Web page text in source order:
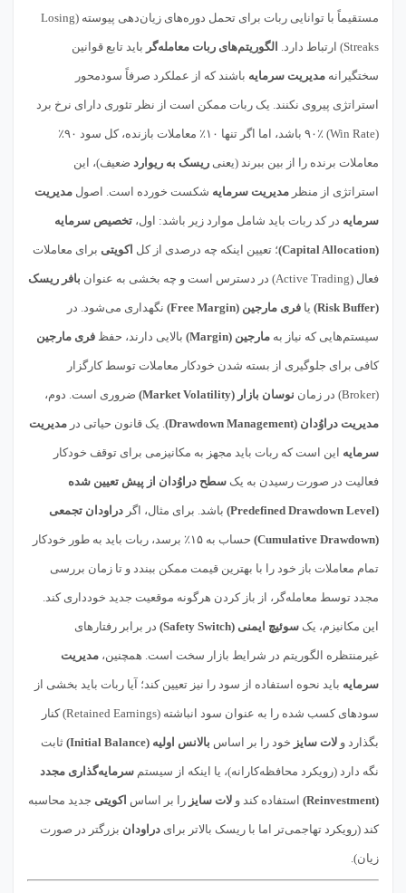
مستقیماً با توانایی ربات برای تحمل دوره‌های زیان‌دهی پیوسته (Losing
Streaks) ارتباط دارد. الگوریتم‌های ربات معامله‌گر باید تابع قوانین
سختگیرانه مدیریت سرمایه باشند که از عملکرد صرفاً سودمحور
استراتژی پیروی نکنند. یک ربات ممکن است از نظر تئوری دارای نرخ برد
(Win Rate) ۹۰٪ باشد، اما اگر تنها ۱۰٪ معاملات بازنده، کل سود ۹۰٪
معاملات برنده را از بین ببرند (یعنی ریسک به ریوارد ضعیف)، این
استراتژی از منظر مدیریت سرمایه شکست خورده است. اصول مدیریت
سرمایه در کد ربات باید شامل موارد زیر باشد: اول، تخصیص سرمایه
(Capital Allocation) ؛ تعیین اینکه چه درصدی از کل اکویتی برای معاملات
فعال (Active Trading) در دسترس است و چه بخشی به عنوان بافر ریسک
(Risk Buffer) یا فری مارجین (Free Margin) نگهداری می‌شود. در
سیستم‌هایی که نیاز به مارجین (Margin) بالایی دارند، حفظ فری مارجین
کافی برای جلوگیری از بسته شدن خودکار معاملات توسط کارگزار
(Broker) در زمان نوسان بازار (Market Volatility) ضروری است. دوم،
مدیریت دراوُدان (Drawdown Management) . یک قانون حیاتی در مدیریت
سرمایه این است که ربات باید مجهز به مکانیزمی برای توقف خودکار
فعالیت در صورت رسیدن به یک سطح دراوُدان از پیش تعیین شده
(Predefined Drawdown Level) باشد. برای مثال، اگر دراودان تجمعی
(Cumulative Drawdown) حساب به ۱۵٪ برسد، ربات باید به طور خودکار
تمام معاملات باز خود را با بهترین قیمت ممکن ببندد و تا زمان بررسی
مجدد توسط معامله‌گر، از باز کردن هرگونه موقعیت جدید خودداری کند.
این مکانیزم، یک سوئیچ ایمنی (Safety Switch) در برابر رفتارهای
غیرمنتظره الگوریتم در شرایط بازار سخت است. همچنین، مدیریت
سرمایه باید نحوه استفاده از سود را نیز تعیین کند؛ آیا ربات باید بخشی از
سودهای کسب شده را به عنوان سود انباشته (Retained Earnings) کنار
بگذارد و لات سایز خود را بر اساس بالانس اولیه (Initial Balance) ثابت
نگه دارد (رویکرد محافظه‌کارانه)، یا اینکه از سیستم سرمایه‌گذاری مجدد
(Reinvestment) استفاده کند و لات سایز را بر اساس اکویتی جدید محاسبه
کند (رویکرد تهاجمی‌تر اما با ریسک بالاتر برای دراودان بزرگتر در صورت
زیان).